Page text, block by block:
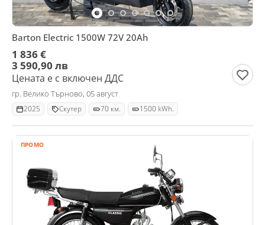
Barton Electric 1500W 72V 20Ah
1 836 €
3 590,90 лв
Цената е с включен ДДС
гр. Велико Търново, 05 август
2025 Скутер 70 км. 1500 kWh.
ПРОМО